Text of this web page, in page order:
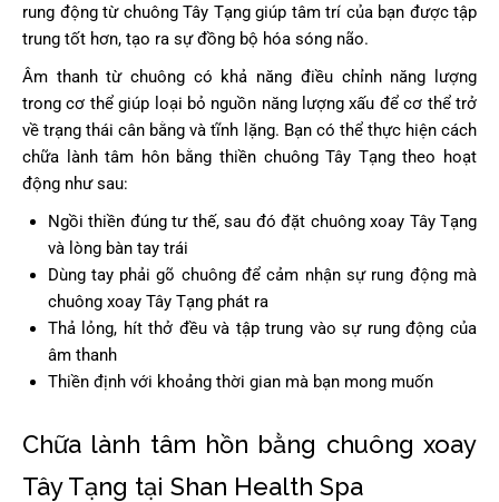
rung động từ chuông Tây Tạng giúp tâm trí của bạn được tập
trung tốt hơn, tạo ra sự đồng bộ hóa sóng não.
Âm thanh từ chuông có khả năng điều chỉnh năng lượng
trong cơ thể giúp loại bỏ nguồn năng lượng xấu để cơ thể trở
về trạng thái cân bằng và tĩnh lặng. Bạn có thể thực hiện cách
chữa lành tâm hôn bằng thiền chuông Tây Tạng theo hoạt
động như sau:
Ngồi thiền đúng tư thế, sau đó đặt chuông xoay Tây Tạng
và lòng bàn tay trái
Dùng tay phải gõ chuông để cảm nhận sự rung động mà
chuông xoay Tây Tạng phát ra
Thả lỏng, hít thở đều và tập trung vào sự rung động của
âm thanh
Thiền định với khoảng thời gian mà bạn mong muốn
Chữa lành tâm hồn bằng chuông xoay
Tây Tạng tại Shan Health Spa